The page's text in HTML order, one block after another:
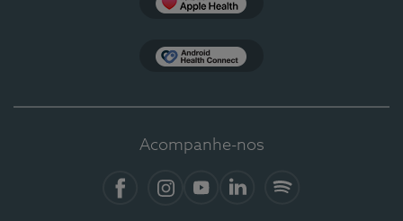
Acompanhe-nos